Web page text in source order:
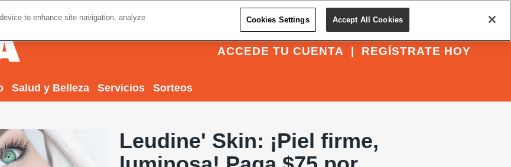
REGÍSTRATE HOY
ACCEDE TU CUENTA
Salud y Belleza Servicios Sorteos
Leudine' Skin: ¡Piel firme,
to enhance site navigation, analyze
Cookies Settings Accept All Cookies